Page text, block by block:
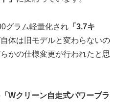
グラム軽量化され 「3.7キ
体は旧モデルと変わらないの
かの仕様変更が行われたと思
「Wクリーン自走式パワーブラ